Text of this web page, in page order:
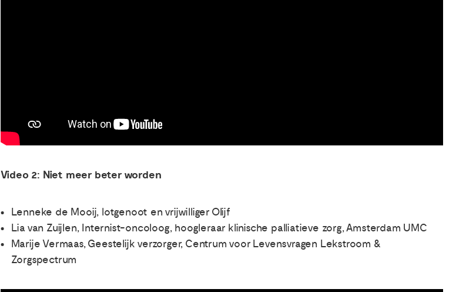
Video 2: Niet meer beter worden
Lenneke de Mooij, lotgenoot en vrijwilliger Olijf
Lia van Zuijlen, Internist-oncoloog, hoogleraar klinische palliatieve zorg, Amsterdam UMC
Marije Vermaas, Geestelijk verzorger, Centrum voor Levensvragen Lekstroom &
Zorgspectrum